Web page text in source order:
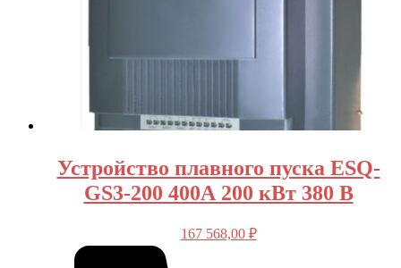
Устройство плавного пуска ESQ-
GS3-200 400А 200 кВт 380 В
167 568,00 ₽